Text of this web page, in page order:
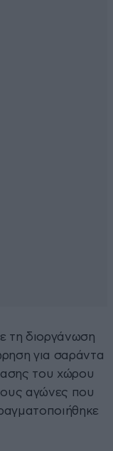
τη διοργάνωση
για σαράντα
του χώρου
αγώνες που